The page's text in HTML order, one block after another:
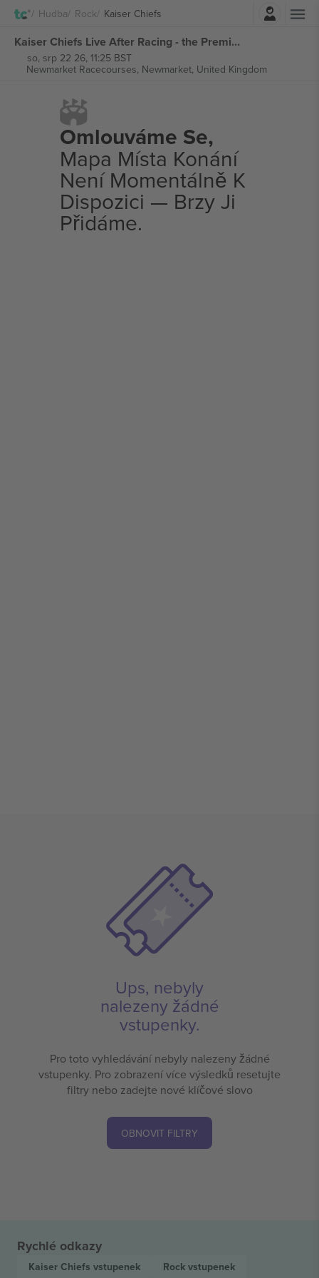
Hudba Rock Kaiser Chiefs
Kaiser Chiefs Live After Racing - the Premier Enclosure vstupenek
so, srp 22 26, 11:25 BST
Newmarket Racecourses, Newmarket, United Kingdom
Omlouváme Se,
Mapa Místa Konání
Není Momentálně K
Dispozici — Brzy Ji
Přidáme.
Ups, nebyly
nalezeny žádné
vstupenky.
Pro toto vyhledávání nebyly nalezeny žádné
vstupenky. Pro zobrazení více výsledků resetujte
filtry nebo zadejte nové klíčové slovo
OBNOVIT FILTRY
Rychlé odkazy
Kaiser Chiefs vstupenek Rock vstupenek